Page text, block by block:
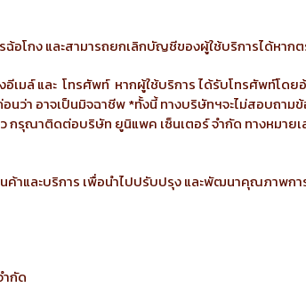
โกง และสามารถยกเลิกบัญชีของผู้ใช้บริการได้หา
มล์ และ โทรศัพท์ หากผู้ใช้บริการ ได้รับโทรศัพท์โดย
ว่า อาจเป็นมิจฉาชีพ *ทั้งนี้ ทางบริษัทฯจะไม่สอบถาม
กรุณาติดต่อบริษัท ยูนิแพค เซ็นเตอร์ จำกัด ทางหม
าและบริการ เพื่อนำไปปรับปรุง และพัฒนาคุณภาพก
กัด